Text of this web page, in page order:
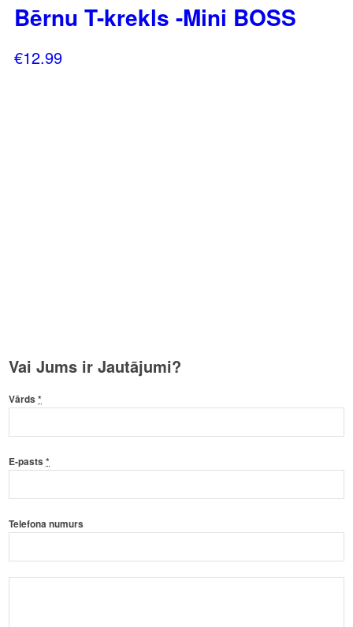
Bērnu T-krekls -Mini BOSS
€12.99
Vai Jums ir Jautājumi?
Vārds*
E-pasts*
Telefona numurs